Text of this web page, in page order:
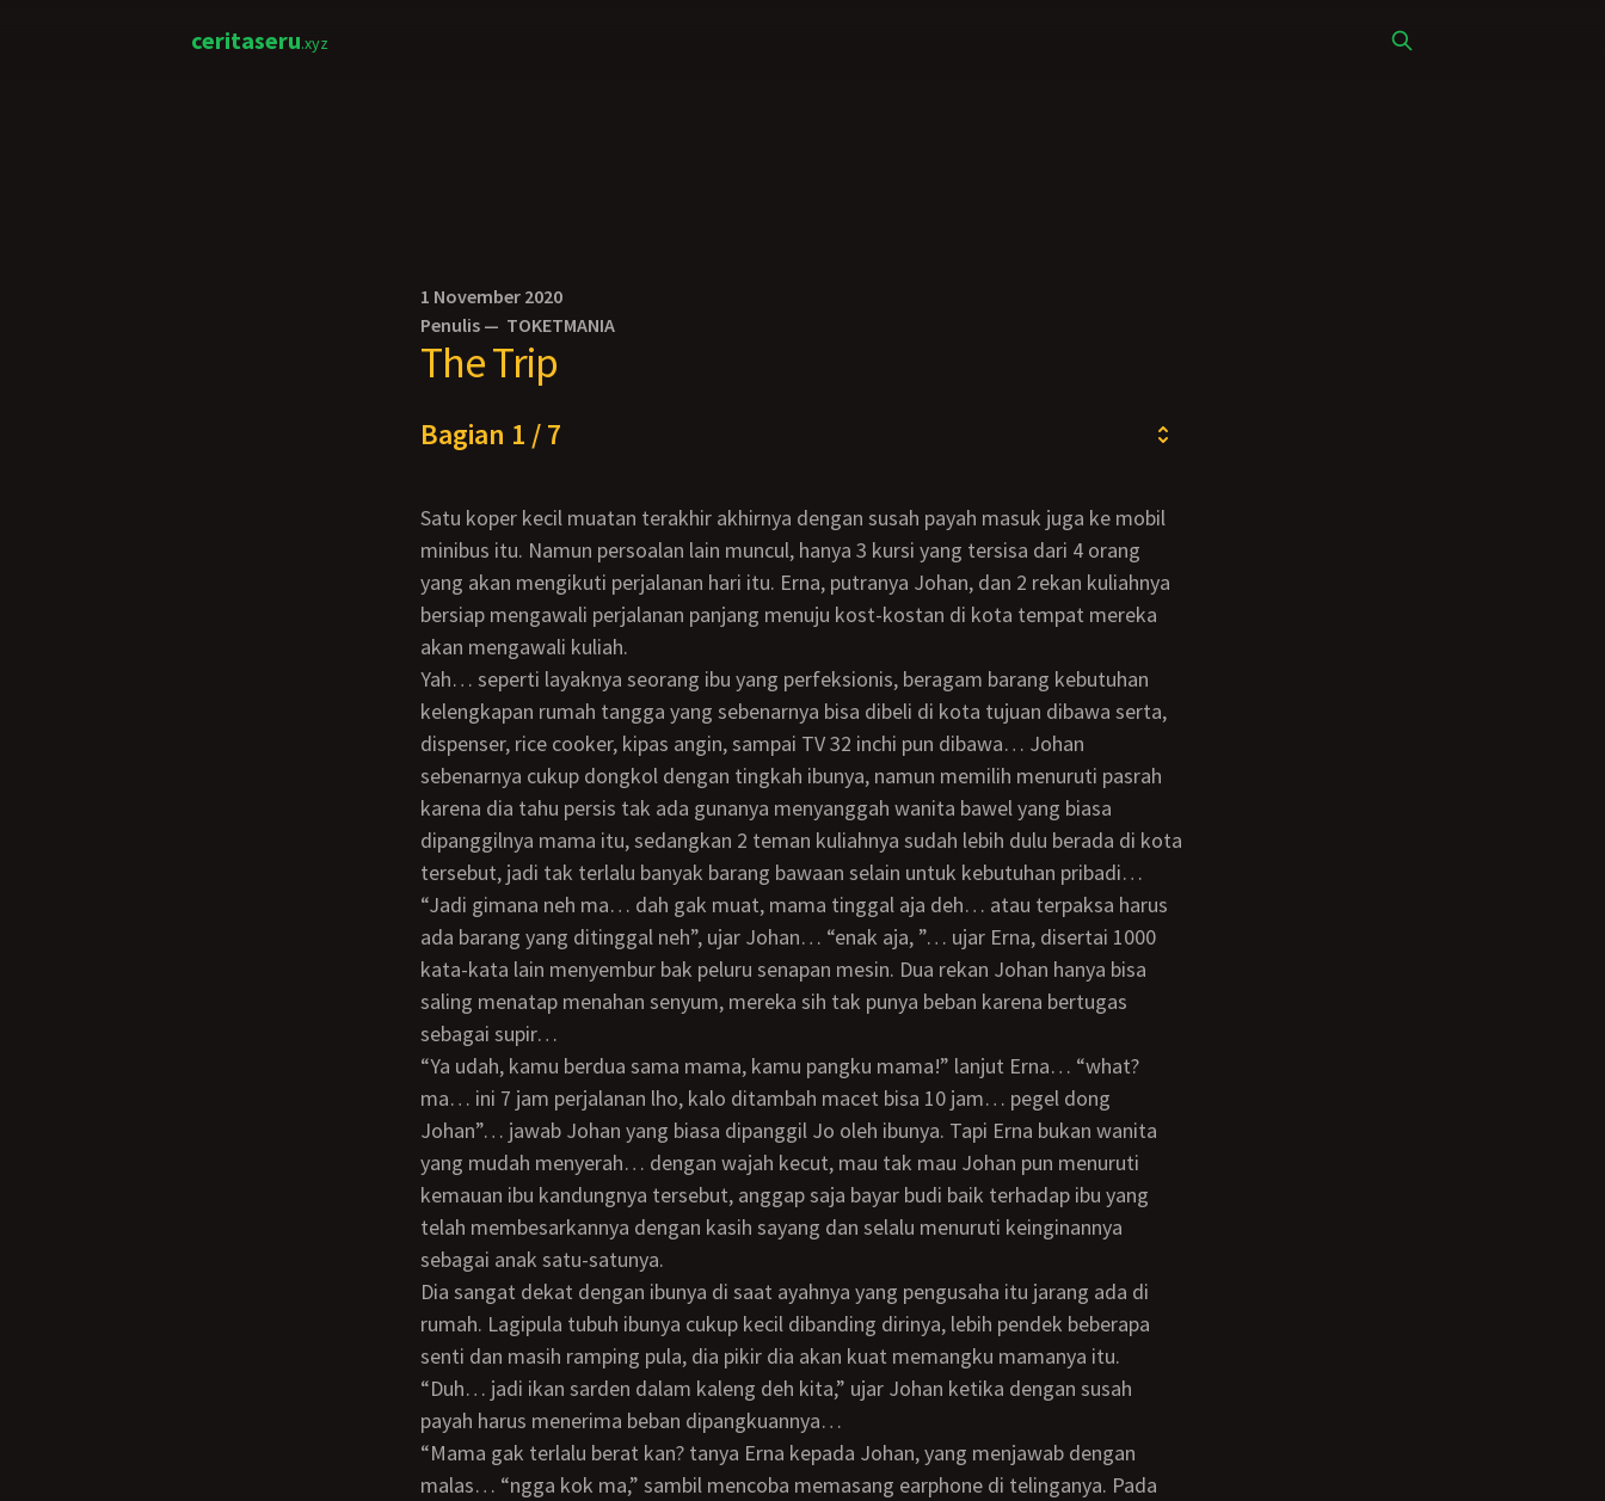
ceritaseru.xyz
1 November 2020
Penulis — TOKETMANIA
The Trip
Bagian 1 / 7
Satu koper kecil muatan terakhir akhirnya dengan susah payah masuk juga ke mobil
minibus itu. Namun persoalan lain muncul, hanya 3 kursi yang tersisa dari 4 orang
yang akan mengikuti perjalanan hari itu. Erna, putranya Johan, dan 2 rekan kuliahnya
bersiap mengawali perjalanan panjang menuju kost-kostan di kota tempat mereka
akan mengawali kuliah.
Yah… seperti layaknya seorang ibu yang perfeksionis, beragam barang kebutuhan
kelengkapan rumah tangga yang sebenarnya bisa dibeli di kota tujuan dibawa serta,
dispenser, rice cooker, kipas angin, sampai TV 32 inchi pun dibawa… Johan
sebenarnya cukup dongkol dengan tingkah ibunya, namun memilih menuruti pasrah
karena dia tahu persis tak ada gunanya menyanggah wanita bawel yang biasa
dipanggilnya mama itu, sedangkan 2 teman kuliahnya sudah lebih dulu berada di kota
tersebut, jadi tak terlalu banyak barang bawaan selain untuk kebutuhan pribadi…
“Jadi gimana neh ma… dah gak muat, mama tinggal aja deh… atau terpaksa harus
ada barang yang ditinggal neh”, ujar Johan… “enak aja, ”… ujar Erna, disertai 1000
kata-kata lain menyembur bak peluru senapan mesin. Dua rekan Johan hanya bisa
saling menatap menahan senyum, mereka sih tak punya beban karena bertugas
sebagai supir…
“Ya udah, kamu berdua sama mama, kamu pangku mama!” lanjut Erna… “what?
ma… ini 7 jam perjalanan lho, kalo ditambah macet bisa 10 jam… pegel dong
Johan”… jawab Johan yang biasa dipanggil Jo oleh ibunya. Tapi Erna bukan wanita
yang mudah menyerah… dengan wajah kecut, mau tak mau Johan pun menuruti
kemauan ibu kandungnya tersebut, anggap saja bayar budi baik terhadap ibu yang
telah membesarkannya dengan kasih sayang dan selalu menuruti keinginannya
sebagai anak satu-satunya.
Dia sangat dekat dengan ibunya di saat ayahnya yang pengusaha itu jarang ada di
rumah. Lagipula tubuh ibunya cukup kecil dibanding dirinya, lebih pendek beberapa
senti dan masih ramping pula, dia pikir dia akan kuat memangku mamanya itu.
“Duh… jadi ikan sarden dalam kaleng deh kita,” ujar Johan ketika dengan susah
payah harus menerima beban dipangkuannya…
“Mama gak terlalu berat kan? tanya Erna kepada Johan, yang menjawab dengan
malas… “ngga kok ma,” sambil mencoba memasang earphone di telinganya. Pada